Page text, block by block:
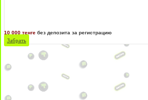
10 000 тенге без депозита за регистрацию
Забрать